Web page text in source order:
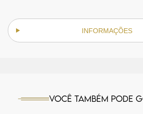
INFORMAÇÕES
Você também pode